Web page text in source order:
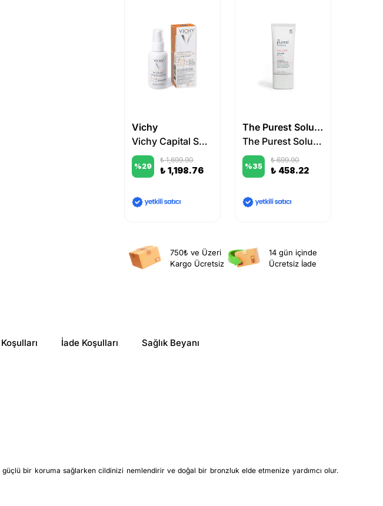
Vichy
Vichy Capital Soleil UV Yaşlanma Karşıtı Güneş Kremi SPF 50 40 ml
%29
₺ 1,699.90
₺ 1,198.76
The Purest Solutions
The Purest Solutions UV Shield with Antioxidant Protection Blemish Defense
%35
₺ 699.90
₺ 458.22
750₺ ve Üzeri
Kargo Ücretsiz
14 gün içinde
Ücretsiz İade
İade Koşulları Sağlık Beyanı
güçlü bir koruma sağlarken cildinizi nemlendirir ve doğal bir bronzluk elde etmenize yardımcı olur.